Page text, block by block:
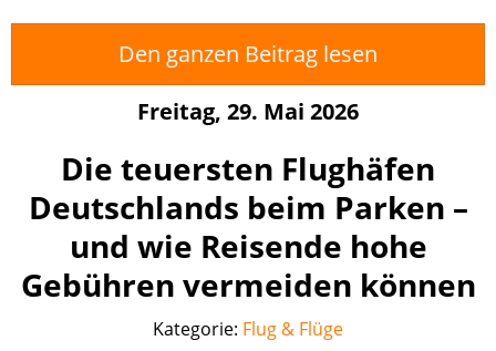
Den ganzen Beitrag lesen
Freitag, 29. Mai 2026
Die teuersten Flughäfen
Deutschlands beim Parken –
und wie Reisende hohe
Gebühren vermeiden können
Kategorie: Flug & Flüge